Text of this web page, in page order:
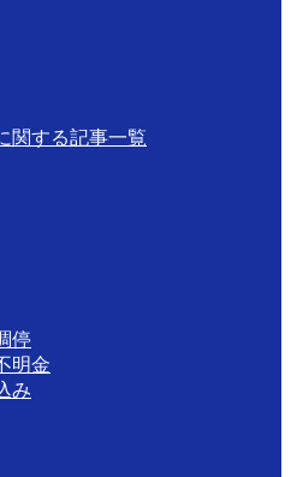
関する記事一覧
停
明金
み